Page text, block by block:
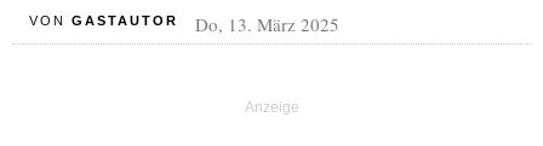
VON GASTAUTOR Do, 13. März 2025